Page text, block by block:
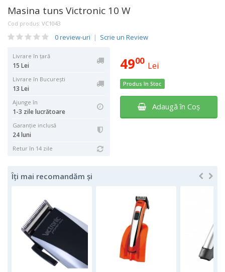
Masina tuns Victronic 10 W
Cod produs: VC1043
0 review-uri | Scrie un Review
Livrare în țară
15 Lei
Livrare în București
13 Lei
Ajunge în
1-3 zile lucrătoare
Garanţie inclusă
24 luni
Retur în 14 zile
4900 Lei
Produs în Stoc
Adaugă în Coş
Îți mai recomandăm și